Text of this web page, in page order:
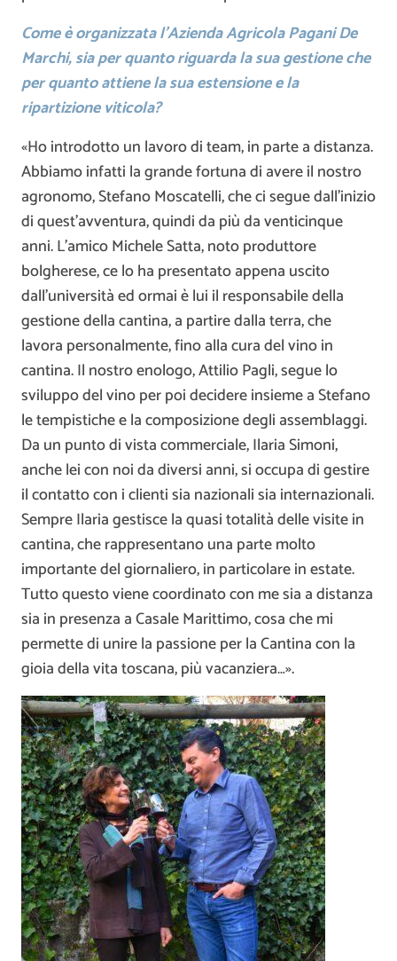
Come è organizzata l’Azienda Agricola Pagani De
Marchi, sia per quanto riguarda la sua gestione che
per quanto attiene la sua estensione e la
ripartizione viticola?
«Ho introdotto un lavoro di team, in parte a distanza.
Abbiamo infatti la grande fortuna di avere il nostro
agronomo, Stefano Moscatelli, che ci segue dall’inizio
di quest’avventura, quindi da più da venticinque
anni. L’amico Michele Satta, noto produttore
bolgherese, ce lo ha presentato appena uscito
dall’università ed ormai è lui il responsabile della
gestione della cantina, a partire dalla terra, che
lavora personalmente, fino alla cura del vino in
cantina. Il nostro enologo, Attilio Pagli, segue lo
sviluppo del vino per poi decidere insieme a Stefano
le tempistiche e la composizione degli assemblaggi.
Da un punto di vista commerciale, Ilaria Simoni,
anche lei con noi da diversi anni, si occupa di gestire
il contatto con i clienti sia nazionali sia internazionali.
Sempre Ilaria gestisce la quasi totalità delle visite in
cantina, che rappresentano una parte molto
importante del giornaliero, in particolare in estate.
Tutto questo viene coordinato con me sia a distanza
sia in presenza a Casale Marittimo, cosa che mi
permette di unire la passione per la Cantina con la
gioia della vita toscana, più vacanziera…».